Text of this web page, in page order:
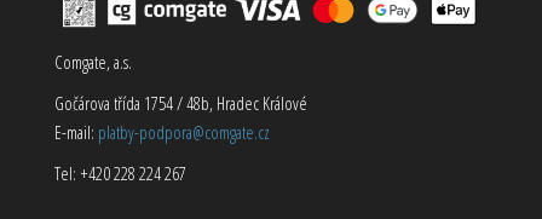
Comgate, a.s.
Gočárova třída 1754 / 48b, Hradec Králové
E-mail: platby-podpora@comgate.cz
Tel: +420 228 224 267